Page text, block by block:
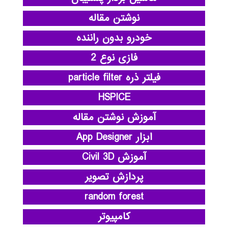
نوشتن مقاله
خودرو بدون راننده
فازی نوع 2
فیلتر ذره particle filter
HSPICE
آموزش نوشتن مقاله
ابزار App Designer
آموزش Civil 3D
پردازش تصویر
random forest
کامپیوتر